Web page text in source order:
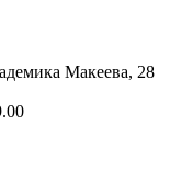
Макеева, 28